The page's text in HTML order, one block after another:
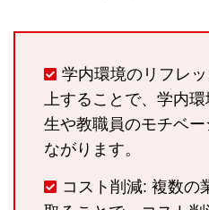
学内環境のリフレ
上することで、学内
生や教職員のモチベ
ながります。
コスト削減: 複数の